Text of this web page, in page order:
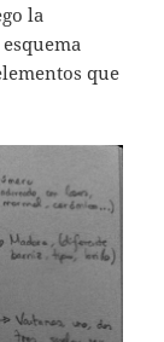
la
que